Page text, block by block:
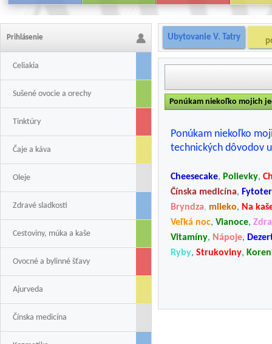
Prihlásenie
Celiakia
Sušené ovocie a orechy
Tinktúry
Čaje a káva
Oleje
Zdravé sladkosti
Cestoviny, múka a kaše
Ovocné a bylinné šťavy
Ajurveda
Čínska medicína
Ubytovanie V. Tatry
Ponúkam niekoľko mojich
Ponúkam niekoľko
technických dôvodov
Cheesecake, Polievky,
Čínska medicína,
Bryndza, mlieko, Na
Veľká noc, Vianoce,
Vitamíny, Nápoje,
Ryby, Strukoviny,